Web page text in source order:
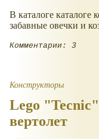
В каталоге
забавные овечки и
Комментарии: 3
Конструкторы
Lego
вертолет